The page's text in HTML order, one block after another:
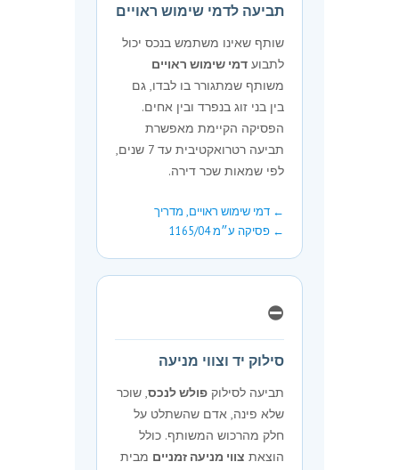
תביעה לדמי שימוש ראויים
שותף שאינו משתמש בנכס יכול
לתבוע דמי שימוש ראויים
משותף שמתגורר בו לבדו, גם
בין בני זוג בנפרד ובין אחים.
הפסיקה הקיימת מאפשרת
תביעה רטרואקטיבית עד 7 שנים,
לפי שמאות שכר דירה.
← דמי שימוש ראויים, מדריך
← פסיקה ע״מ 1165/04
⛔
סילוק יד וצווי מניעה
תביעה לסילוק פולש לנכס, שוכר
שלא פינה, אדם שהשתלט על
חלק מהרכוש המשותף. כולל
הוצאת צווי מניעה זמניים מבית